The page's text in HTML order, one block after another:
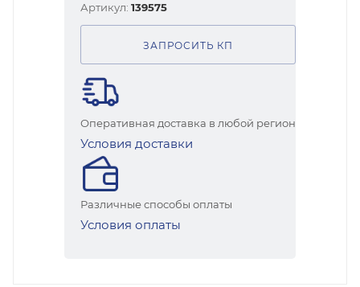
Артикул: 139575
ЗАПРОСИТЬ КП
Оперативная доставка в любой регион
Условия доставки
Различные способы оплаты
Условия оплаты